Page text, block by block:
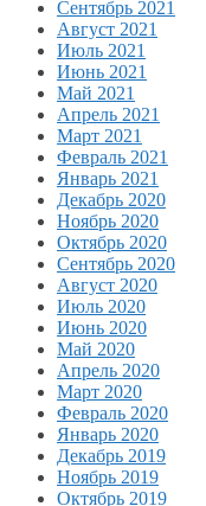
Сентябрь 2021
Август 2021
Июль 2021
Июнь 2021
Май 2021
Апрель 2021
Март 2021
Февраль 2021
Январь 2021
Декабрь 2020
Ноябрь 2020
Октябрь 2020
Сентябрь 2020
Август 2020
Июль 2020
Июнь 2020
Май 2020
Апрель 2020
Март 2020
Февраль 2020
Январь 2020
Декабрь 2019
Ноябрь 2019
Октябрь 2019